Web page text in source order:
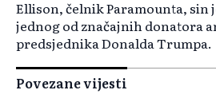
Ellison, čelnik Paramounta, sin
jednog od značajnih donatora
predsjednika Donalda Trumpa.
Povezane vijesti